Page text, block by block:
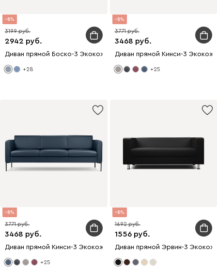
8
2942
3199
Диван прямой Боско-3 Экокожа Серый
+28
8
3468
3771
Диван прямой Кинси-3
+25
8
3468
3771
Диван прямой Кинси-3 Экокожа Синий
+25
8
1556
1692
Диван прямой Эрвин-3